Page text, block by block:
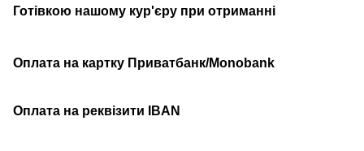
Готівкою нашому кур'єру при отриманні
Оплата на картку Приватбанк/Monobank
Оплата на реквізити IBAN